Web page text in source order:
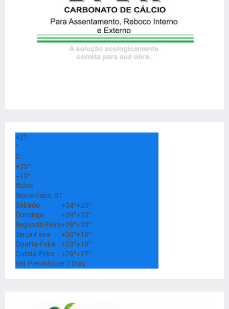
+31
°
C
+35°
+19°
Italva
Sexta-Feira, 07
Sábado
+34°+20°
Domingo
+39°+20°
Segunda-Feira+29°+20°
Terça-Feira
+20°+18°
Quarta-Feira
+23°+18°
Quinta-Feira
+29°+17°
Ver Previsão de 7 Dias